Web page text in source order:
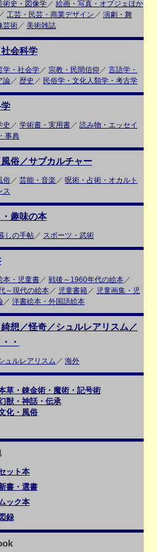
術史・図像学／ 絵画・写真・オブジェほか
工芸・民芸・商業デザイン ／ 演劇・舞
芸術／ 美術雑誌
社会科学
学・社会学／ 宗教・民間信仰 ／ 言語学・
論／ 歴史 ／ 民俗学・文化人類学・考古学
史 ／ 学術書・実用書／ 読み物・エッセイ
事典
俗／サブカルチャー
俗／ 芸能・音楽 ／ 呪術・占術・オカルト
ス
趣味の本
しの手帖／ スポーツ・武術
本・児童書／ 戦後～1960年代の絵本／
～現代の絵本／ 児童書籍／ 児童画集・児
／ 洋書絵本・外国語絵本
想／怪奇／シュルレアリスム／
・
ュルレアリスム ／ 海外
草・錬金術・魔術・記号術
獣・神話・伝承
化・風俗
ット本
書・選書
ック本
録